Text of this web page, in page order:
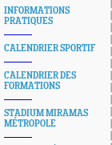
INFORMATIONS
PRATIQUES
CALENDRIER SPORTIF
CALENDRIER DES
FORMATIONS
STADIUM MIRAMAS
MÉTROPOLE